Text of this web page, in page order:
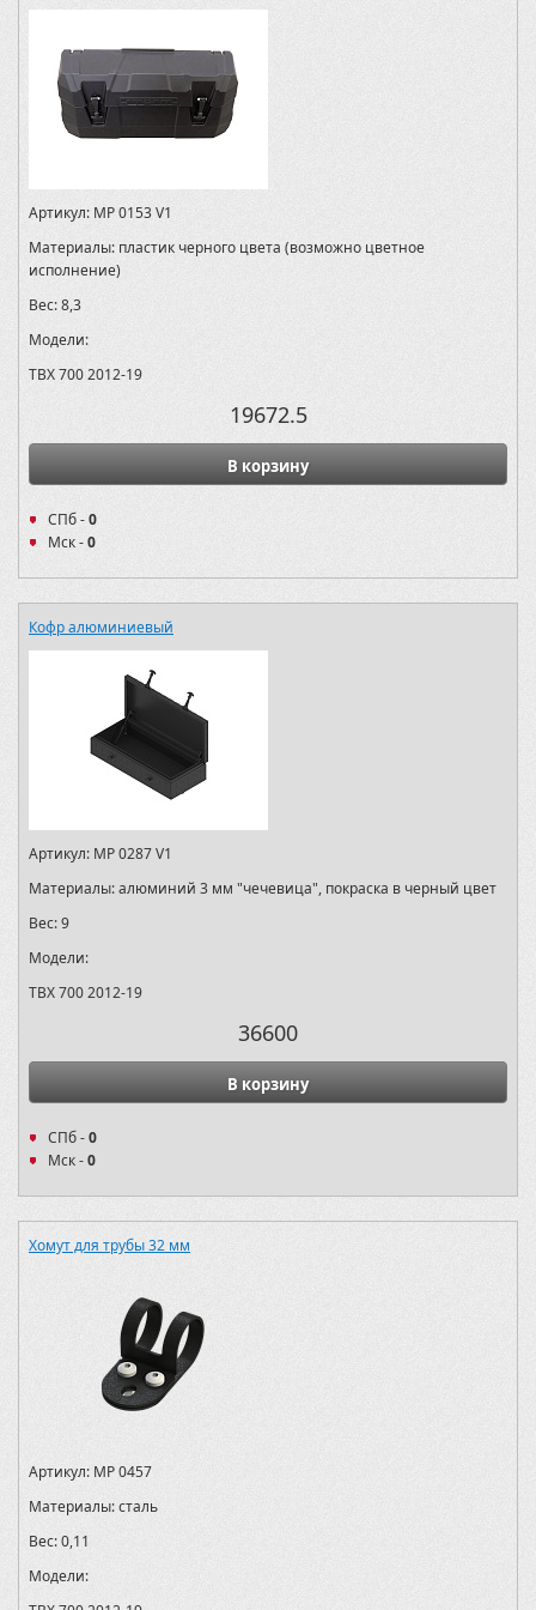
Артикул: MP 0153 V1
Материалы: пластик черного цвета (возможно цветное
исполнение)
Вес:8,3
Модели:
TBX 700 2012-19
19672.5
В корзину
СПб -0
Мск -0
Кофр алюминиевый
Артикул: MP 0287 V1
Материалы:алюминий 3 мм "чечевица", покраска в черный цвет
Вес:9
Модели:
TBX 700 2012-19
36600
В корзину
СПб -0
Мск -0
Хомут для трубы 32 мм
Артикул: MP 0457
Материалы:сталь
Вес:0,11
Модели: